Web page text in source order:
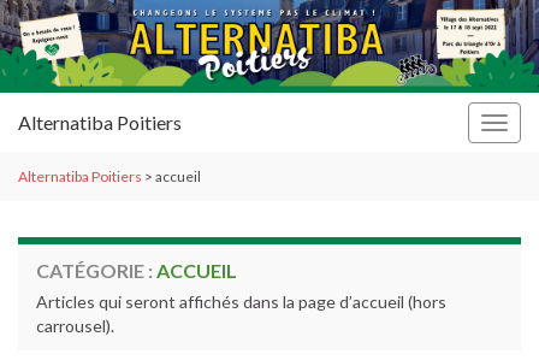
Alternatiba Poitiers
Alternatiba Poitiers > accueil
CATÉGORIE : ACCUEIL
Articles qui seront affichés dans la page d’accueil (hors
carrousel).